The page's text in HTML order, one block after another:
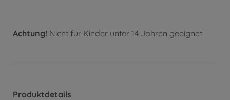
Achtung! Nicht für Kinder unter 14 Jahren geeignet.
Produktdetails